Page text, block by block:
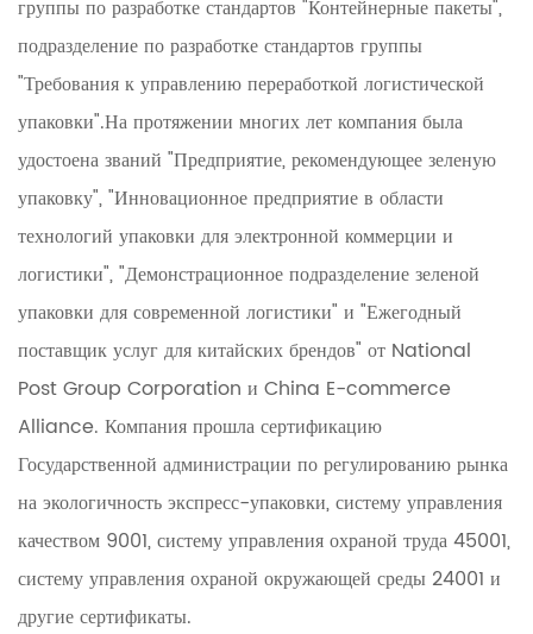
группы по разработке стандартов "Контейнерные пакеты",
подразделение по разработке стандартов группы
"Требования к управлению переработкой логистической
упаковки".На протяжении многих лет компания была
удостоена званий "Предприятие, рекомендующее зеленую
упаковку", "Инновационное предприятие в области
технологий упаковки для электронной коммерции и
логистики", "Демонстрационное подразделение зеленой
упаковки для современной логистики" и "Ежегодный
поставщик услуг для китайских брендов" от National
Post Group Corporation и China E-commerce
Alliance. Компания прошла сертификацию
Государственной администрации по регулированию рынка
на экологичность экспресс-упаковки, систему управления
качеством 9001, систему управления охраной труда 45001,
систему управления охраной окружающей среды 24001 и
другие сертификаты.